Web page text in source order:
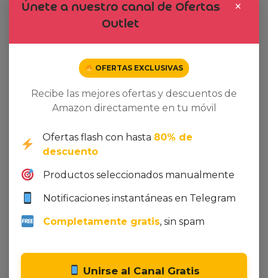
coreano (100ml)
coreano (100ml)
Braun Afeitadora
Dto. -17%
Braun Series 9 Pro+
×
Únete a nuestro canal de Ofertas
Outlet
OFERTAS EXCLUSIVAS
Recibe las mejores ofertas y descuentos de
Amazon directamente en tu móvil
Ofertas flash con hasta 80% de
descuento
Productos seleccionados manualmente
Notificaciones instantáneas en Telegram
Completamente gratis, sin spam
Unirse al Canal Gratis